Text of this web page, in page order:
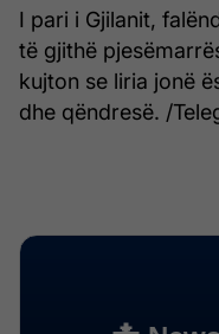
I pari i Gjilanit,
të gjithë
kujton se liria jonë
dhe qëndresë. /